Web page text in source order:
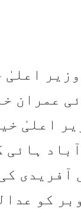
اکتوبر کو
عمران
اعلیٰ
آفریدی
تھے تاہم 20